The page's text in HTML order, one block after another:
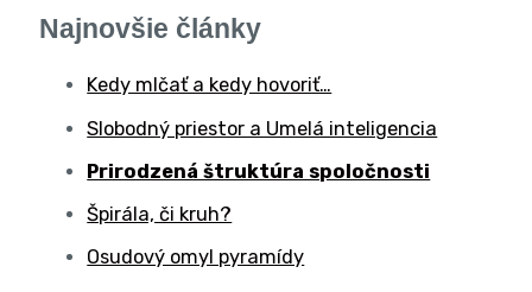
Najnovšie články
Kedy mlčať a kedy hovoriť…
Slobodný priestor a Umelá inteligencia
Prirodzená štruktúra spoločnosti
Špirála, či kruh?
Osudový omyl pyramídy